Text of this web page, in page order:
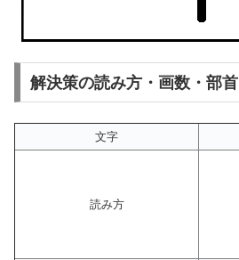
解決策の読み方・画数・部首
文字
読み方